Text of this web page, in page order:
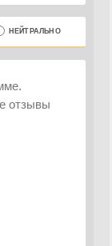
НЕЙТРАЛЬНО